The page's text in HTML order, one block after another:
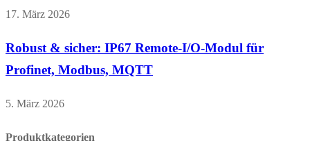
17. März 2026
Robust & sicher: IP67 Remote-I/O-Modul für
Profinet, Modbus, MQTT
5. März 2026
Produktkategorien